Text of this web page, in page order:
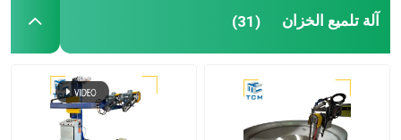
آلة تلميع الخزان (31)